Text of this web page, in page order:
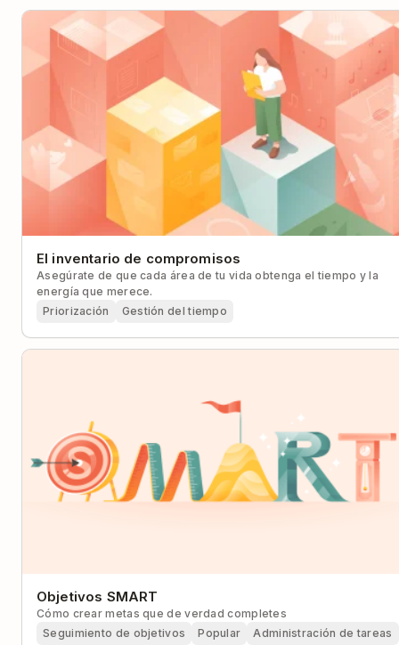
El inventario de compromisos
Asegúrate de que cada área de tu vida obtenga el tiempo y la
energía que merece.
Priorización
Gestión del tiempo
Objetivos SMART
Cómo crear metas que de verdad completes
Seguimiento de objetivos
Popular
Administración de tareas